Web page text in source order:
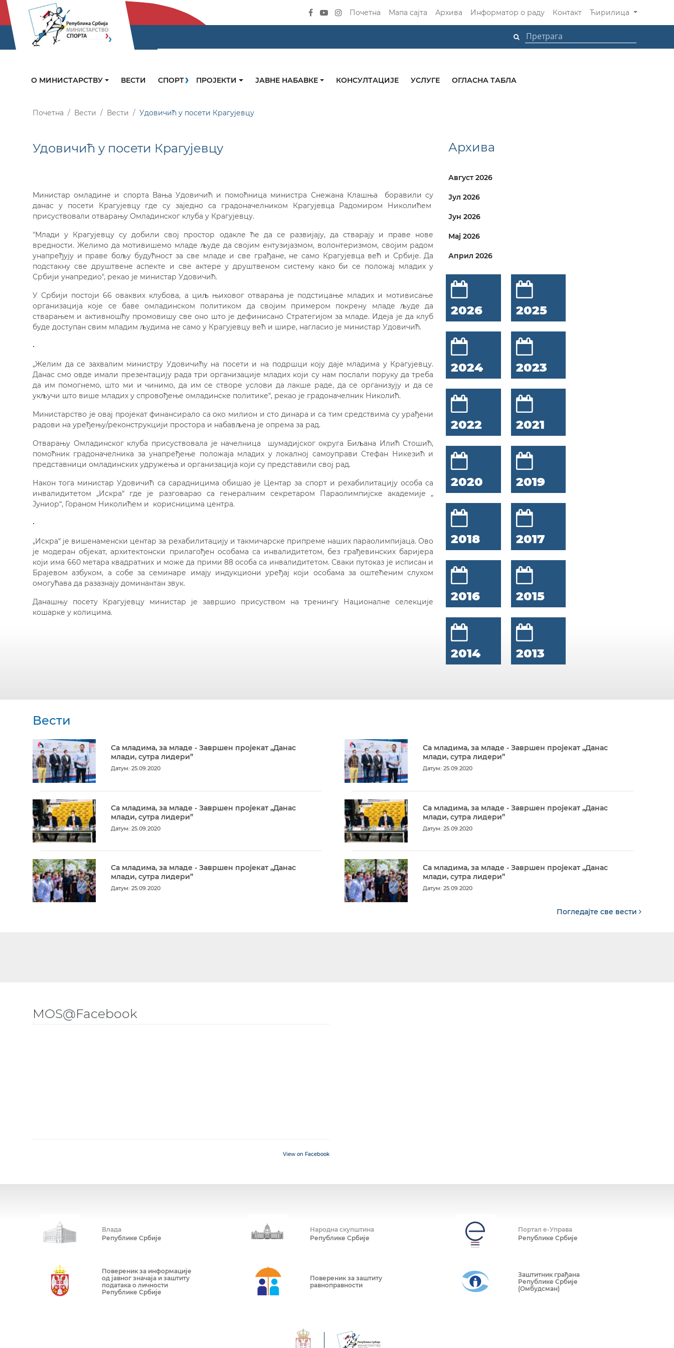
Почетна Мапа сајта Архива Информатор о раду Контакт Ћирилица
О МИНИСТАРСТВУ ВЕСТИ СПОРТ ПРОЈЕКТИ ЈАВНЕ НАБАВКЕ КОНСУЛТАЦИЈЕ УСЛУГЕ ОГЛАСНА ТАБЛА
Почетна Вести Вести Удовичић у посети Крагујевцу
Удовичић у посети Крагујевцу
Министар омладине и спорта Вања Удовичић и помоћница министра Снежана Клашња боравили су
данас у посети Крагујевцу где су заједно са градоначелником Крагујевца Радомиром Николићем
присуствовали отварању Омладинског клуба у Крагујевцу.
"Млади у Крагујевцу су добили свој простор одакле ће да се развијају, да стварају и праве нове
вредности. Желимо да мотивишемо младе људе да својим ентузијазмом, волонтеризмом, својим радом
унапређују и праве бољу будућност за све младе и све грађане, не само Крагујевца већ и Србије. Да
подстакну све друштвене аспекте и све актере у друштвеном систему како би се положај младих у
Србији унапредио", рекао је министар Удовичић.
У Србији постоји 66 оваквих клубова, а циљ њиховог отварања је подстицање младих и мотивисање
организација које се баве омладинском политиком да својим примером покрену младе људе да
стварањем и активношћу промовишу све оно што је дефинисано Стратегијом за младе. Идеја је да клуб
буде доступан свим младим људима не само у Крагујевцу већ и шире, нагласио је министар Удовичић.
„Желим да се захвалим министру Удовичићу на посети и на подршци коју даје младима у Крагујевцу.
Данас смо овде имали презентацију рада три организације младих који су нам послали поруку да треба
да им помогнемо, што ми и чинимо, да им се створе услови да лакше раде, да се организују и да се
укључи што више младих у спровођење омладинске политике“, рекао је градоначелник Николић.
Министарство је овај пројекат финансирало са око милион и сто динара и са тим средствима су урађени
радови на уређењу/реконструкцији простора и набављена је опрема за рад.
Отварању Омладинског клуба присуствовала је начелница шумадијског округа Биљана Илић Стошић,
помоћник градоначелника за унапређење положаја младих у локалној самоуправи Стефан Никезић и
представници омладинских удружења и организација који су представили свој рад.
Након тога министар Удовичић са сарадницима обишао је Центар за спорт и рехабилитацију особа са
инвалидитетом „Искра“ где је разговарао са генералним секретаром Параолимпијске академије „
Јуниор“, Гораном Николићем и корисницима центра.
„Искра“ је вишенаменски центар за рехабилитацију и такмичарске припреме наших параолимпијаца. Ово
је модеран објекат, архитектонски прилагођен особама са инвалидитетом, без грађевинских баријера
који има 660 метара квадратних и може да прими 88 особа са инвалидитетом. Сваки путоказ је исписан и
Брајевом азбуком, а собе за семинаре имају индукциони уређај који особама за оштећеним слухом
омогућава да разазнају доминантан звук.
Данашњу посету Крагујевцу министар је завршио присуством на тренингу Националне селекције
кошарке у колицима.
Архива
Август 2026
Јул 2026
Јун 2026
Мај 2026
Април 2026
2026 2025
2024 2023
2022 2021
2020 2019
2018 2017
2016 2015
2014 2013
Вести
Са младима, за младе - Завршен пројекат „Данас
млади, сутра лидери”
Датум: 25.09.2020
Са младима, за младе - Завршен пројекат „Данас
млади, сутра лидери”
Датум: 25.09.2020
Са младима, за младе - Завршен пројекат „Данас
млади, сутра лидери”
Датум: 25.09.2020
Са младима, за младе - Завршен пројекат „Данас
млади, сутра лидери”
Датум: 25.09.2020
Са младима, за младе - Завршен пројекат „Данас
млади, сутра лидери”
Датум: 25.09.2020
Са младима, за младе - Завршен пројекат „Данас
млади, сутра лидери”
Датум: 25.09.2020
Погледајте све вести
MOS@Facebook
View on Facebook
Влада
Републике Србије
Народна скупштина
Републике Србије
Портал е-Управа
Републике Србије
Повереник за информације
од јавног значаја и заштиту
података о личности
Републике Србије
Повереник за заштиту
равноправности
Заштитник грађана
Републике Србије
(Омбудсман)